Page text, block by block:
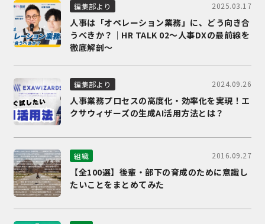
編集部より 2025.03.17
人事は「オペレーション業務」に、どう向き合
うべきか？｜HR TALK 02～人事DXの最前線を
徹底解剖～
編集部より 2024.09.26
人事業務プロセスの高度化・効率化を実現！エ
クサウィザーズの生成AI活用方法とは？
組織 2016.09.27
【全100選】後輩・部下の育成のために意識し
たいことをまとめてみた